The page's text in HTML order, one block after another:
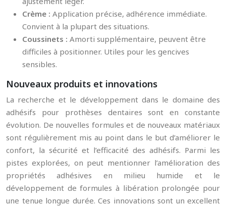
Crème : Application précise, adhérence immédiate.
Convient à la plupart des situations.
Coussinets : Amorti supplémentaire, peuvent être
difficiles à positionner. Utiles pour les gencives
sensibles.
Nouveaux produits et innovations
La recherche et le développement dans le domaine des
adhésifs pour prothèses dentaires sont en constante
évolution. De nouvelles formules et de nouveaux matériaux
sont régulièrement mis au point dans le but d’améliorer le
confort, la sécurité et l’efficacité des adhésifs. Parmi les
pistes explorées, on peut mentionner l’amélioration des
propriétés adhésives en milieu humide et le
développement de formules à libération prolongée pour
une tenue longue durée. Ces innovations sont un excellent